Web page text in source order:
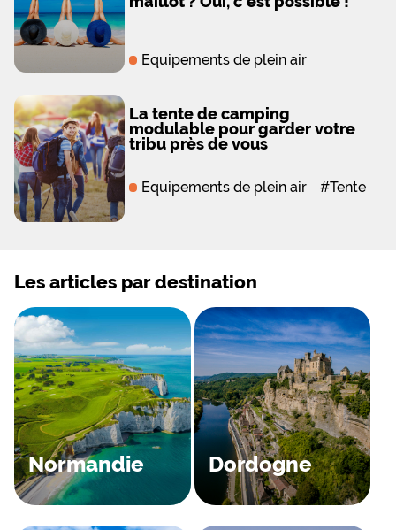
Equipements de plein air
La tente de camping
modulable pour garder votre
tribu près de vous
Equipements de plein air #Tente
Les articles par destination
Normandie Dordogne